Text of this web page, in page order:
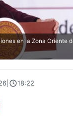
en la Zona Oriente
18:22